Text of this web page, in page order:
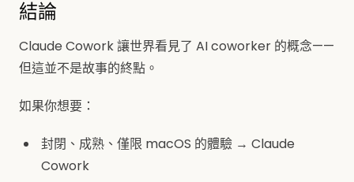
結論
Claude Cowork 讓世界看見了 AI coworker 的概念——
但這並不是故事的終點。
如果你想要：
封閉、成熟、僅限 macOS 的體驗 → Claude
Cowork